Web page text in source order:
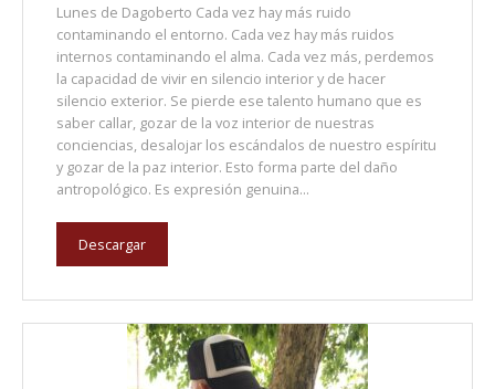
Lunes de Dagoberto Cada vez hay más ruido
contaminando el entorno. Cada vez hay más ruidos
internos contaminando el alma. Cada vez más, perdemos
la capacidad de vivir en silencio interior y de hacer
silencio exterior. Se pierde ese talento humano que es
saber callar, gozar de la voz interior de nuestras
conciencias, desalojar los escándalos de nuestro espíritu
y gozar de la paz interior. Esto forma parte del daño
antropológico. Es expresión genuina...
Descargar